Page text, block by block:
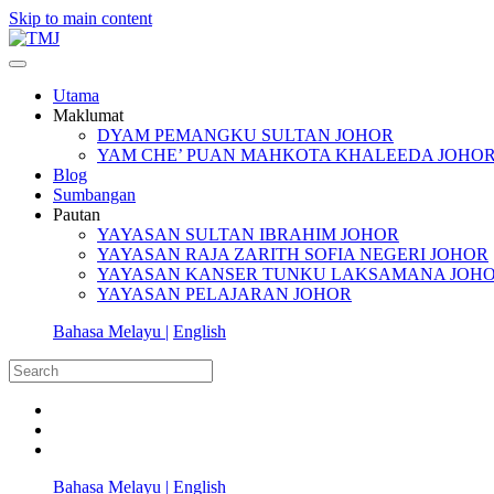
Skip to main content
Utama
Maklumat
DYAM PEMANGKU SULTAN JOHOR
YAM CHE’ PUAN MAHKOTA KHALEEDA
Blog
Sumbangan
Pautan
YAYASAN SULTAN IBRAHIM JOHOR
YAYASAN RAJA ZARITH SOFIA NEGERI JOHOR
YAYASAN KANSER TUNKU LAKSAMANA
YAYASAN PELAJARAN JOHOR
Bahasa Melayu | English
Bahasa Melayu | English